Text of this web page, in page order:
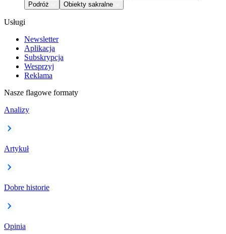
Podróż
Obiekty sakralne
Usługi
Newsletter
Aplikacja
Subskrypcja
Wesprzyj
Reklama
Nasze flagowe formaty
Analizy
Artykuł
Dobre historie
Opinia